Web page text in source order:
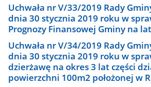
Uchwała nr V/33/2019 Rady
dnia 30 stycznia 2019 roku w
Prognozy Finansowej Gminy na
Uchwała nr V/34/2019 Rady
dnia 30 stycznia 2019 roku w
dzierżawę na okres 3 lat części
powierzchni 100m2 położonej w